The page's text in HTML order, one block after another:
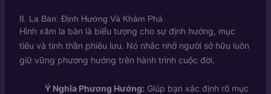
8. La Bàn: Định Hướng Và Khám Phá
Hình xăm la bàn là biểu tượng cho sự định hướng, mục
tiêu và tinh thần phiêu lưu. Nó nhắc nhở người sở hữu luôn
giữ vững phương hướng trên hành trình cuộc đời.
Ý Nghĩa Phương Hướng: Giúp bạn xác định rõ mục